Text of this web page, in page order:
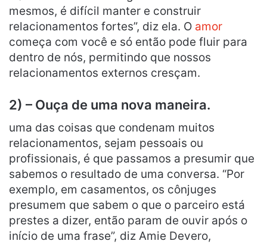
mesmos, é difícil manter e construir
relacionamentos fortes”, diz ela. O amor
começa com você e só então pode fluir para
dentro de nós, permitindo que nossos
relacionamentos externos cresçam.
2) – Ouça de uma nova maneira.
uma das coisas que condenam muitos
relacionamentos, sejam pessoais ou
profissionais, é que passamos a presumir que
sabemos o resultado de uma conversa. “Por
exemplo, em casamentos, os cônjuges
presumem que sabem o que o parceiro está
prestes a dizer, então param de ouvir após o
início de uma frase”, diz Amie Devero,